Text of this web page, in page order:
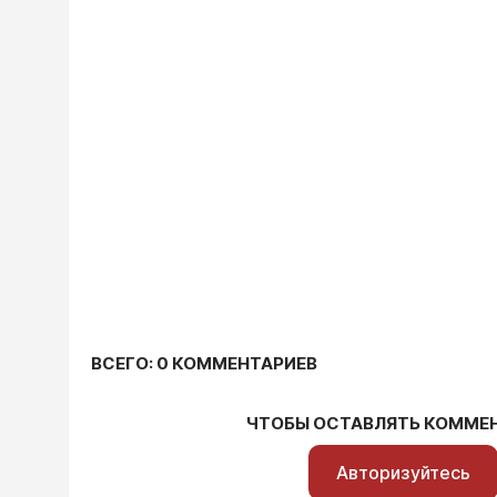
ВСЕГО: 0 КОММЕНТАРИЕВ
ЧТОБЫ ОСТАВЛЯТЬ
Авторизуйтесь